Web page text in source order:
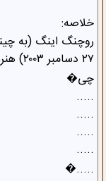
خلاصه:
۲۷
چی�
.....
.....
.....
.....
.....�